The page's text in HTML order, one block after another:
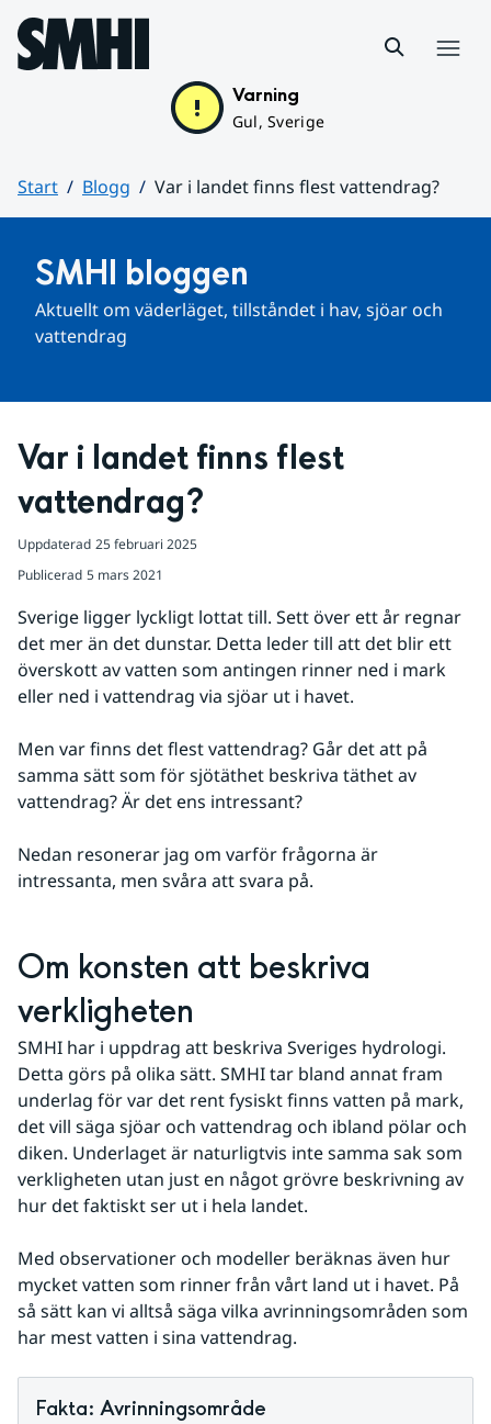
Hoppa till sidans innehåll
Varning
Gul, Sverige
Start Blogg
Var i landet finns flest vattendrag?
SMHI bloggen
Aktuellt om väderläget, tillståndet i hav, sjöar och
vattendrag
Var i landet finns flest
vattendrag?
Uppdaterad 25 februari 2025
Publicerad 5 mars 2021
Sverige ligger lyckligt lottat till. Sett över ett år regnar
det mer än det dunstar. Detta leder till att det blir ett
överskott av vatten som antingen rinner ned i mark
eller ned i vattendrag via sjöar ut i havet.
Men var finns det flest vattendrag? Går det att på
samma sätt som för sjötäthet beskriva täthet av
vattendrag? Är det ens intressant?
Nedan resonerar jag om varför frågorna är
intressanta, men svåra att svara på.
Om konsten att beskriva
verkligheten
SMHI har i uppdrag att beskriva Sveriges hydrologi.
Detta görs på olika sätt. SMHI tar bland annat fram
underlag för var det rent fysiskt finns vatten på mark,
det vill säga sjöar och vattendrag och ibland pölar och
diken. Underlaget är naturligtvis inte samma sak som
verkligheten utan just en något grövre beskrivning av
hur det faktiskt ser ut i hela landet.
Med observationer och modeller beräknas även hur
mycket vatten som rinner från vårt land ut i havet. På
så sätt kan vi alltså säga vilka avrinningsområden som
har mest vatten i sina vattendrag.
Fakta: Avrinningsområde